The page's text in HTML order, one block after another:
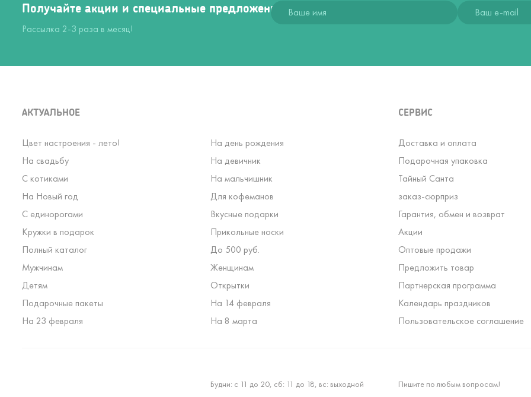
Получайте акции и специальные предложения
Рассылка 2-3 раза в месяц!
АКТУАЛЬНОЕ
Цвет настроения - лето!
На день рождения
На свадьбу
На девичник
С котиками
На мальчишник
На Новый год
Для кофеманов
С единорогами
Вкусные подарки
Кружки в подарок
Прикольные носки
Полный каталог
До 500 руб.
Мужчинам
Женщинам
Детям
Открытки
Подарочные пакеты
На 14 февраля
На 23 февраля
На 8 марта
СЕРВИС
Доставка и оплата
Подарочная упаковка
Тайный Санта
заказ-сюрприз
Гарантия, обмен и возврат
Акции
Оптовые продажи
Предложить товар
Партнерская программа
Календарь праздников
Пользовательское соглашение
Будни: с 11 до 20, сб: 11 до 18, вс: выходной Пишите по любым вопросам!